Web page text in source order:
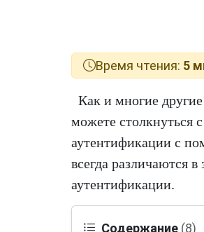
Время чтения: 5
Как и многие
можете столкнуться
аутентификации с
всегда различаются
аутентификации.
Содержание (8)